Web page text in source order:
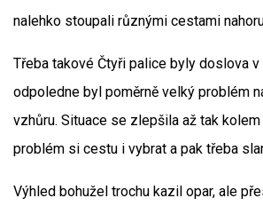
nalehko stoupali různými cestami
Třeba takové Čtyři palice byly doslova
odpoledne byl poměrně velký problém
vzhůru. Situace se zlepšila až tak
problém si cestu i vybrat a pak třeba
Výhled bohužel trochu kazil opar, ale